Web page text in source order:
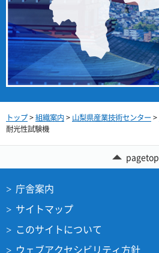
トップ>組織案内> 山梨県産業技術センター>
耐光性試験機
pagetop
庁舎案内
サイトマップ
このサイトについて
ウェブアクセシビリティ方針